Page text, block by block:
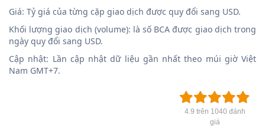
Giá: Tỷ giá của từng cặp giao dịch được quy đổi sang USD.
Khối lượng giao dịch (volume): là số BCA được giao dịch trong
ngày quy đổi sang USD.
Cập nhật: Lần cập nhật dữ liệu gần nhất theo múi giờ Việt
Nam GMT+7.
4.9 trên 1040 đánh
giá